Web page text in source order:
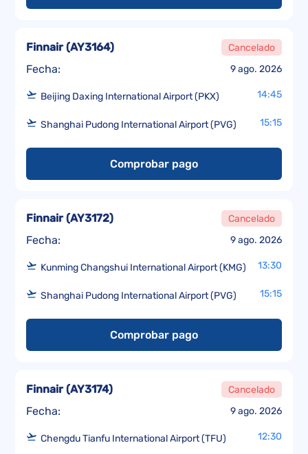
Fecha: 9 ago. 2026
Finnair(AY3164) Cancelado
Beijing Daxing International Airport (PKX) 14:45
Shanghai Pudong International Airport (PVG) 15:15
Comprobar pago
Fecha: 9 ago. 2026
Finnair(AY3172) Cancelado
Kunming Changshui International Airport (KMG) 13:30
Shanghai Pudong International Airport (PVG) 15:15
Comprobar pago
Fecha: 9 ago. 2026
Finnair(AY3174) Cancelado
Chengdu Tianfu International Airport (TFU) 12:30